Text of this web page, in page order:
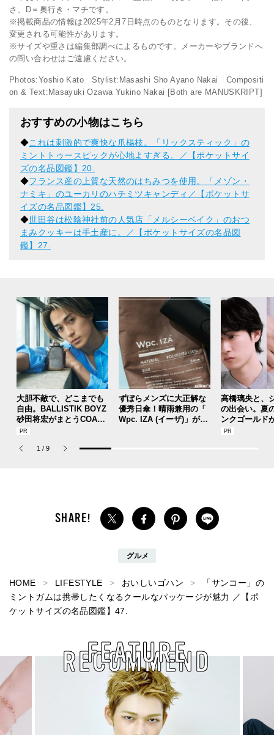
さ、D＝奥行き・マチです。
※掲載商品の情報は2025年2月7日時点のものとなります。その後、
変更される可能性があります。
※サイズや重さは編集部調べによるものです。メーカーやブランドへ
の問い合わせはご遠慮ください。
Photos:Yoshio Kato Stylist:Masashi Sho Ayano Nakai Compositi
on & Text:Masayuki Ozawa Yukino Nakai [Both are MANUSKRIPT]
おすすめの小物はこちら
◆これは刺激的で爽快な爪楊枝。「リックスティック」の
ミントトゥースピックが心地よすぎる。／【ポケットサイ
ズの名品図鑑】20.
◆フランス産の上質な天然のはちみつを使用。「メゾン・
ナミキ」のユーカリのハチミツキャンディ／【ポケットサ
イズの名品図鑑】25.
◆世田谷は松陰神社前の人気店「メルシーベイク」のおつ
まみクッキーは手土産に。／【ポケットサイズの名品図
鑑】27.
大胆不敵で、どこまでも
自由。BALLISTIK BOYZ
砂田将宏がまとうCOACH
の新作フレグランス「コ
パルファム」
ずぼらメンズに大正解な
優秀日傘！晴雨兼用の「
Wpc. IZA (イーザ)」があ
高橋璃央と、
の出会い。夏
ンクゴールド
SUMMER
1 / 9
グルメ
HOME LIFESTYLE おいしいゴハン
「サンコー」の
ミントガムは携帯したくなるクールなパッケージが魅力 ／【ポ
ケットサイズの名品図鑑】47.
RECOMMEND
FEATURE